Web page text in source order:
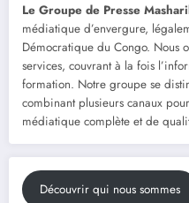
Le Groupe de Presse
médiatique d’envergure,
Démocratique du Congo. Nous
services, couvrant à la fois
formation. Notre groupe se
combinant plusieurs canaux
médiatique complète et de
Découvrir qui nous sommes